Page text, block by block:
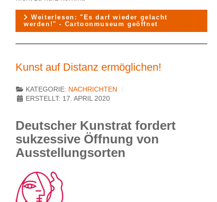
Weiterlesen: "Es darf wieder gelacht
werden!" - Cartoonmuseum geöffnet
Kunst auf Distanz ermöglichen!
KATEGORIE: NACHRICHTEN
ERSTELLT: 17. APRIL 2020
Deutscher Kunstrat fordert
sukzessive Öffnung von
Ausstellungsorten